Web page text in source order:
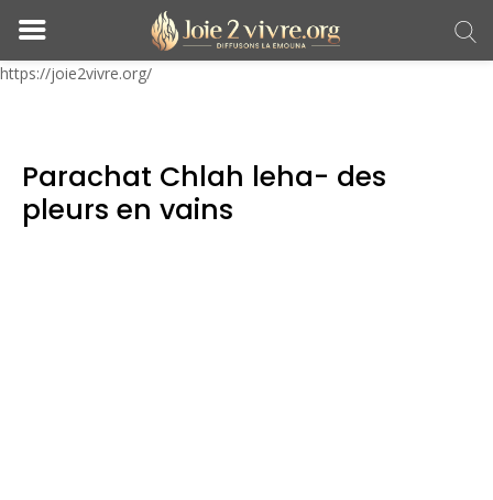
https://joie2vivre.org/
Parachat Chlah leha- des
pleurs en vains